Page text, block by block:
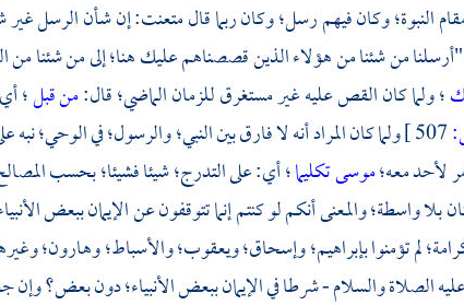
النبوة؛ وكان فيهم رسل؛ وكان ربما قال متعنت: إن شأن الرسل
من شئنا من هؤلاء الذين قصصناهم عليك هنا؛ إلى من شئنا
؛ ولما كان القص عليه غير مستغرق للزمان الماضي؛ قال:من قبل؛
ولما كان المراد أنه لا فارق بين النبي؛ والرسول؛ في الوحي؛
لأحد معه؛موسى تكليما؛ أي: على التدرج؛ شيئا فشيئا؛ بحسب
بلا واسطة؛ والمعنى أنكم لو كنتم إنما تتوقفون عن الإيمان ببعض
لم تؤمنوابإبراهيم؛وإسحاق؛ويعقوب؛والأسباط؛وهارون؛
الصلاة والسلام - شرطا في الإيمان ببعض الأنبياء؛ دون بعض؟ وإن